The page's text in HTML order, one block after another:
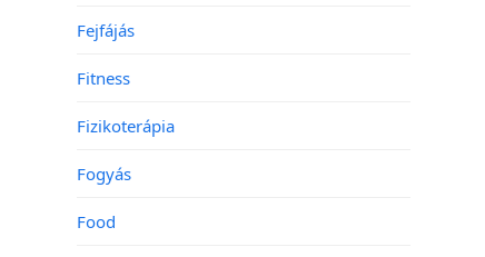
Fejfájás
Fitness
Fizikoterápia
Fogyás
Food